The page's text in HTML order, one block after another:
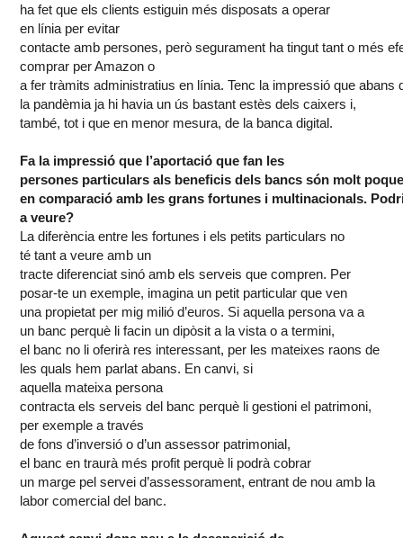
hafet queels clients estiguin més disposats a operar
en línia per evitar
contacteamb persones, però segurament hatingut tant o més
comprar per Amazon o
afer tràmits administratius en línia.Tenc la impressió queabans
la pandèmia ja hi havia un ús bastant estès dels caixers i,
també,tot ique en menor mesura, de la banca digital.
Fa la impressió que l’aportació que fan les
persones particulars als beneficis dels bancs són molt
encomparació amb lesgrans fortunes i multinacionals.
aveure?
Ladiferència entre lesfortunes iels petits particulars no
tétant aveure amb un
tractediferenciat sinó amb els serveis que compren. Per
posar-te unexemple, imagina un petit particular que ven
una propietat per mig milió d’euros. Si aquella persona va a
un banc perquè li facin undipòsit a la vista o atermini,
el banc no li oferirà res interessant, per les mateixes raons de
lesquals hem parlat abans. Encanvi, si
aquella mateixa persona
contractaels serveis del banc perquè li gestioni el patrimoni,
perexemple a través
defons d’inversió od’un assessor patrimonial,
el banc entraurà més profit perquè li podrà cobrar
un marge pel servei d’assessorament,entrant de nou amb la
labor comercial del banc.